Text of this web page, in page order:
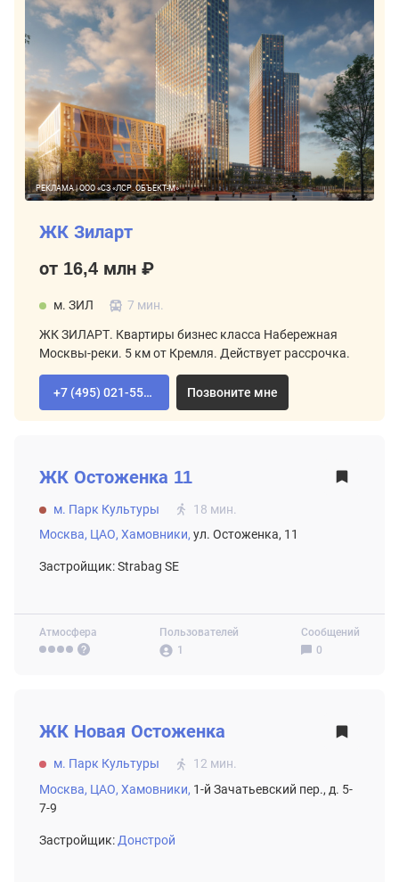
РЕКЛАМА | ООО «СЗ «ЛСР. ОБЪЕКТ-М»
ЖК Зиларт
от 16,4 млн ₽
м. ЗИЛ 7 мин.
ЖК ЗИЛАРТ. Квартиры бизнес класса Набережная
Москвы-реки. 5 км от Кремля. Действует рассрочка.
+7 (495) 021-55-92 Позвоните мне
Атмосфера
Пользователей
1
Сообщений
0
ЖК Остоженка 11
м. Парк Культуры
18 мин.
Москва, ЦАО, Хамовники, ул. Остоженка, 11
Застройщик: Strabag SE
ЖК Новая Остоженка
м. Парк Культуры
12 мин.
Москва, ЦАО, Хамовники, 1-й Зачатьевский пер., д. 5-
7-9
Застройщик: Донстрой